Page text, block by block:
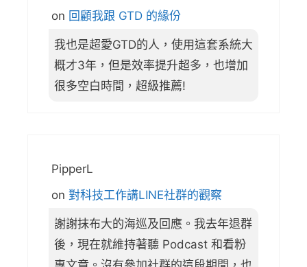
on 回顧我跟 GTD 的緣份
我也是超愛GTD的人，使用這套系統大
概才3年，但是效率提升超多，也增加
很多空白時間，超級推薦!
PipperL
on 對科技工作講LINE社群的觀察
謝謝抹布大的海巡及回應。我去年退群
後，現在就維持著聽 Podcast 和看粉